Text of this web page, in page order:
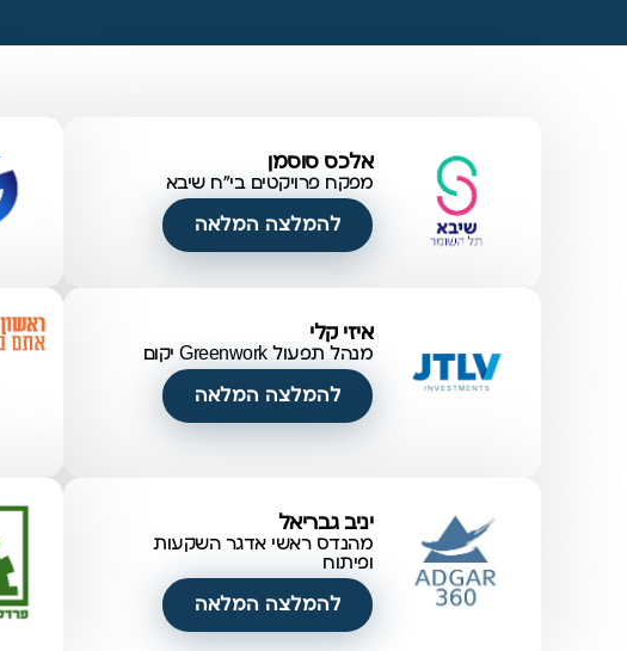
אלכס סוסמן
מפקח פרויקטים בי"ח שיבא
להמלצה המלאה
איזי קלי
מנהל תפעול Greenwork יקום
להמלצה המלאה
יניב גבריאל
מהנדס ראשי אדגר השקעות
ופיתוח
להמלצה המלאה